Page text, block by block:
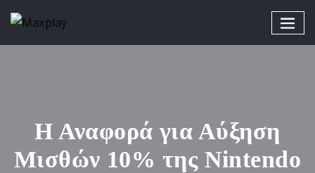
Η Αναφορά για Αύξηση
Μισθών 10% της Nintendo